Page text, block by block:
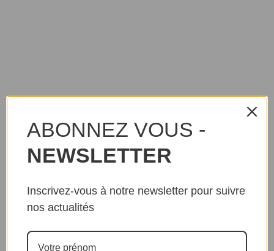
ABONNEZ VOUS -
NEWSLETTER
Inscrivez-vous à notre newsletter pour suivre
nos actualités